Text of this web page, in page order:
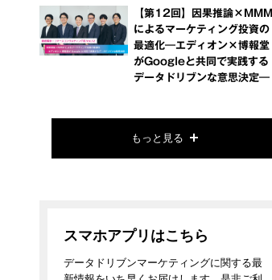
【第12回】因果推論×MMM
によるマーケティング投資の
最適化―エディオン×博報堂
がGoogleと共同で実践する
データドリブンな意思決定―
もっと見る
スマホアプリはこちら
データドリブンマーケティングに関する最